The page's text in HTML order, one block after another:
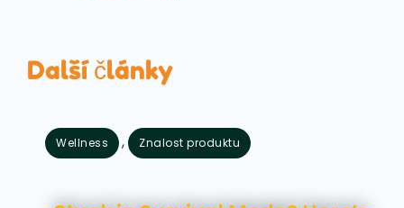
Další články
Wellness , Znalost produktu